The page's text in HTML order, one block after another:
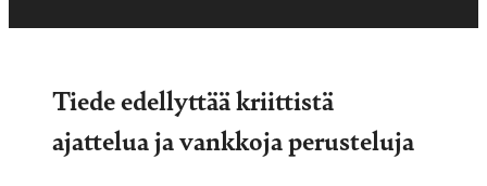
Tiede edellyttää kriittistä
ajattelua ja vankkoja perusteluja